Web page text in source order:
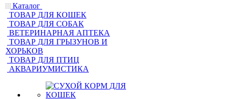
Каталог
ТОВАР ДЛЯ КОШЕК
ТОВАР ДЛЯ СОБАК
ВЕТЕРИНАРНАЯ АПТЕКА
ТОВАР ДЛЯ ГРЫЗУНОВ И
ХОРЬКОВ
ТОВАР ДЛЯ ПТИЦ
АКВАРИУМИСТИКА